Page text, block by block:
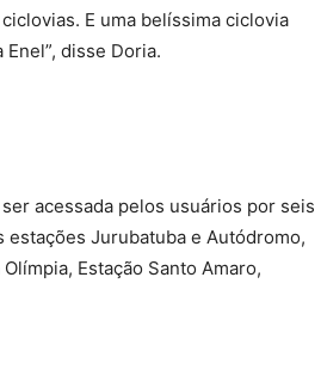
E uma belíssima ciclovia
disse Doria.
acessada pelos usuários por seis
Jurubatuba e Autódromo,
Estação Santo Amaro,